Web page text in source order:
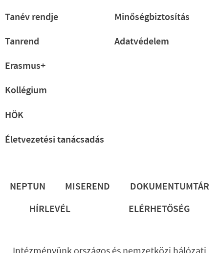
Tanév rendje
Tanrend
Erasmus+
Kollégium
HÖK
Életvezetési tanácsadás
Minőségbiztosítás
Adatvédelem
Lábléc
NEPTUN MISEREND
DOKUMENTUMTÁR
HÍRLEVÉL
ELÉRHETŐSÉG